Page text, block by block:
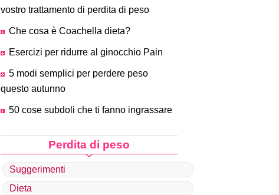
vostro trattamento di perdita di peso
Che cosa è Coachella dieta?
Esercizi per ridurre al ginocchio Pain
5 modi semplici per perdere peso
questo autunno
50 cose subdoli che ti fanno ingrassare
Perdita di peso
Suggerimenti
Dieta